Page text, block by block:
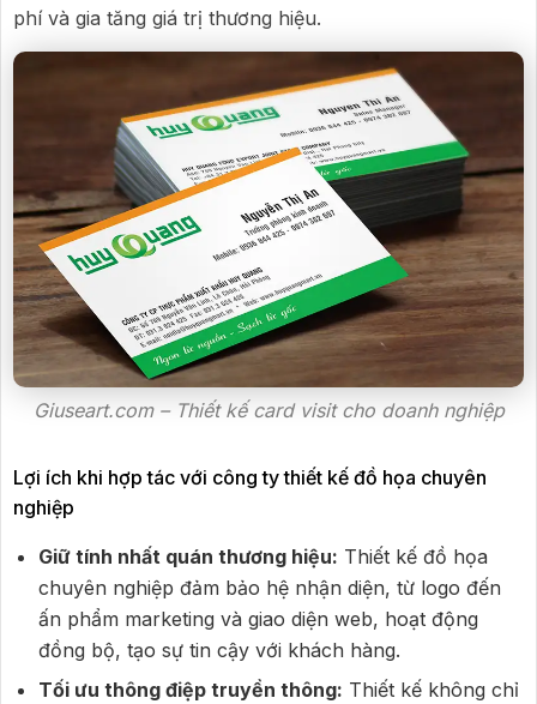
phí và gia tăng giá trị thương hiệu.
Giuseart.com – Thiết kế card visit cho doanh nghiệp
Lợi ích khi hợp tác với công ty thiết kế đồ họa chuyên
nghiệp
Giữ tính nhất quán thương hiệu: Thiết kế đồ họa
chuyên nghiệp đảm bảo hệ nhận diện, từ logo đến
ấn phẩm marketing và giao diện web, hoạt động
đồng bộ, tạo sự tin cậy với khách hàng.
Tối ưu thông điệp truyền thông: Thiết kế không chỉ